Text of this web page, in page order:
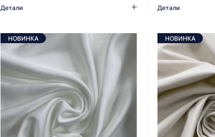
Детали Детали
НОВИНКА НОВИНКА